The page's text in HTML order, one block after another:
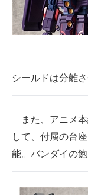
シールドは分離
また、アニメ本
して、付属の台
能。バンダイの